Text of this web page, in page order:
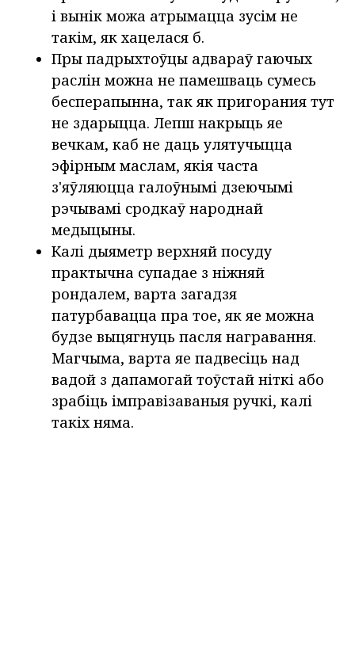
і вынік можа атрымацца зусім не
такім, як хацелася б.
Пры падрыхтоўцы адвараў гаючых
раслін можна не памешваць сумесь
бесперапынна, так як пригорания тут
не здарыцца. Лепш накрыць яе
вечкам, каб не даць улятучыцца
эфірным маслам, якія часта
з'яўляюцца галоўнымі дзеючымі
рэчывамі сродкаў народнай
медыцыны.
Калі дыяметр верхняй посуду
практычна супадае з ніжняй
рондалем, варта загадзя
патурбавацца пра тое, як яе можна
будзе выцягнуць пасля награвання.
Магчыма, варта яе падвесіць над
вадой з дапамогай тоўстай ніткі або
зрабіць імправізаваныя ручкі, калі
такіх няма.